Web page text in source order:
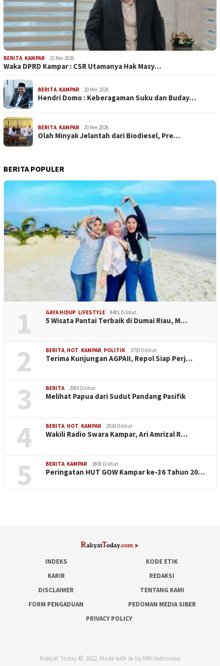
BERITA, KAMPAR 25 Mei 2026
Waka DPRD Kampar : CSR Utamanya Hak Masy…
BERITA, KAMPAR 20 Mei 2026
Hendri Domo : Keberagaman Suku dan Buday…
BERITA, KAMPAR 20 Mei 2026
Olah Minyak Jelantah dari Biodiesel, Pre…
BERITA POPULER
1 GAYA HIDUP, LIFESTYLE 8481 Dilihat
5 Wisata Pantai Terbaik di Dumai Riau, M…
2 BERITA, HOT, KAMPAR, POLITIK 3759 Dilihat
Terima Kunjungan AGPAII, Repol Siap Perj…
3 BERITA 2989 Dilihat
Melihat Papua dari Sudut Pandang Pasifik
4 BERITA, HOT, KAMPAR 2924 Dilihat
Wakili Radio Swara Kampar, Ari Amrizal R…
5 BERITA, KAMPAR 2808 Dilihat
Peringatan HUT GOW Kampar ke-36 Tahun 20…
INDEKS
KODE ETIK
KARIR
REDAKSI
DISCLAIMER
TENTANG KAMI
FORM PENGADUAN
PEDOMAN MEDIA SIBER
PRIVACY POLICY
Rakyat Today © 2022. Made with ☕ by MRI Indonesia